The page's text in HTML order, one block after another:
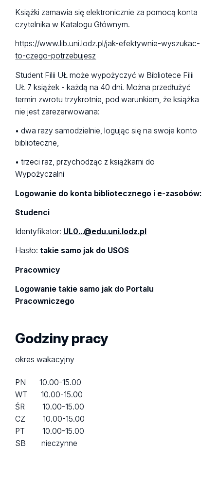
Książki zamawia się elektronicznie za pomocą konta
czytelnika w Katalogu Głównym.
https://www.lib.uni.lodz.pl/jak-efektywnie-wyszukac-
to-czego-potrzebujesz
Student Filii UŁ może wypożyczyć w Bibliotece Filii
UŁ 7 książek - każdą na 40 dni. Można przedłużyć
termin zwrotu trzykrotnie, pod warunkiem, że książka
nie jest zarezerwowana:
• dwa razy samodzielnie, logując się na swoje konto
biblioteczne,
• trzeci raz, przychodząc z książkami do
Wypożyczalni
Logowanie do konta bibliotecznego i e-zasobów:
Studenci
Identyfikator: UL0...@edu.uni.lodz.pl
Hasło:takie samo jak do USOS
Pracownicy
Logowanie takie samo jak do Portalu
Pracowniczego
Godziny pracy
okres wakacyjny
PN 10.00-15.00
WT 10.00-15.00
ŚR 10.00-15.00
CZ 10.00-15.00
PT 10.00-15.00
SB nieczynne